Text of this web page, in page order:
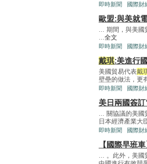
即時新聞 國際財
歐盟:與美就
... 期間，與美國
...全文
即時新聞 國際財
戴琪:美進行
美國貿易代表戴
壁壘的做法，更
即時新聞 國際財
美日兩國簽
... 關協議的美國
日本經濟產業大
即時新聞 國際財
【國際早班
... 。此外，美國